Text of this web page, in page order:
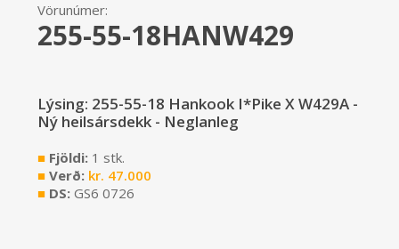
Vörunúmer:
255-55-18HANW429
Lýsing: 255-55-18 Hankook I*Pike X W429A -
Ný heilsársdekk - Neglanleg
■Fjöldi: 1 stk.
■Verð: kr. 47.000
■DS: GS6 0726